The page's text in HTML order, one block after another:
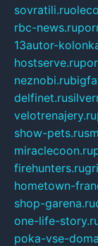
sovratili.ru
rbc-news.ru
13autor-
hostserve.ru
neznobi.ru
delfinet.ru
velotrenajery.ru
show-pets.ru
miraclecoon.ru
firehunters.ru
hometown-
shop-garena.ru
one-life-
poka-vse-